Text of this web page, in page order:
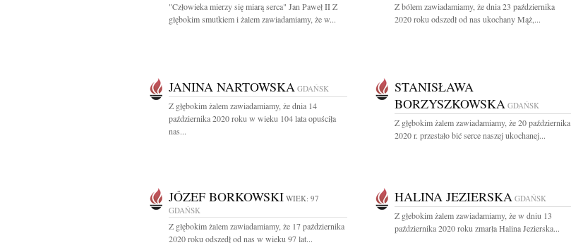
"Człowieka mierzy się miarą serca" Jan Paweł II Z
głębokim smutkiem i żalem zawiadamiamy, że w...
Z bólem zawiadamiamy, że dnia 23 października
2020 roku odszedł od nas ukochany Mąż,...
JANINA NARTOWSKA GDAŃSK
Z głębokim żalem zawiadamiamy, że dnia 14
października 2020 roku w wieku 104 lata opuściła
nas...
STANISŁAWA
BORZYSZKOWSKA GDAŃSK
Z głębokim żalem zawiadamiamy, że 20 października
2020 r. przestało bić serce naszej ukochanej...
JÓZEF BORKOWSKI WIEK: 97
GDAŃSK
Z głębokim żalem zawiadamiamy, że 17 października
2020 roku odszedł od nas w wieku 97 lat...
HALINA JEZIERSKA GDAŃSK
Z głebokim żalem zawiadamiamy, że w dniu 13
października 2020 roku zmarła Halina Jezierska...